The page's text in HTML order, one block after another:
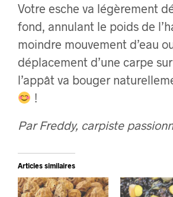
Votre esche va légèrement
fond, annulant le poids de
moindre mouvement d’eau
déplacement d’une carpe
l’appât va bouger
!
Par Freddy, carpiste
Articles similaires